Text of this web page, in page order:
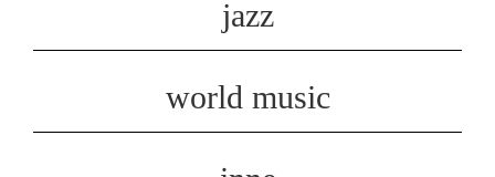
jazz
world music